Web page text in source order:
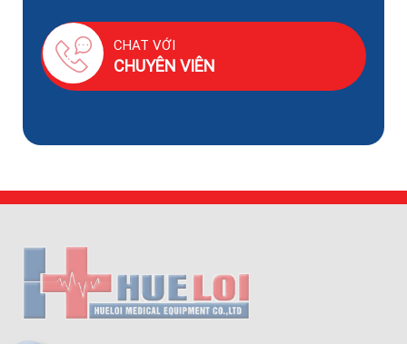
CHAT VỚI
CHUYÊN VIÊN